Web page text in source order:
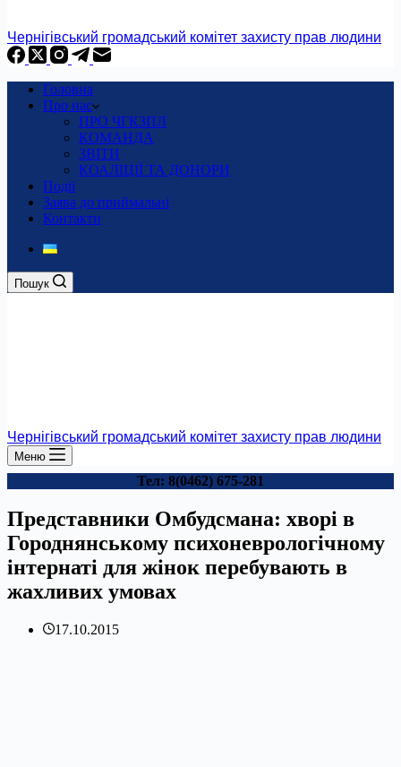
Чернігівський громадський комітет захисту прав людини
Головна
Про нас
ПРО ЧГКЗПЛ
КОМАНДА
ЗВІТИ
КОАЛІЦІЇ ТА ДОНОРИ
Події
Заява до приймальні
Контакти
Пошук
Чернігівський громадський комітет захисту прав людини
Меню
Тел: 8(0462) 675-281
Представники Омбудсмана: хворі в
Городнянському психоневрологічному
інтернаті для жінок перебувають в
жахливих умовах
17.10.2015